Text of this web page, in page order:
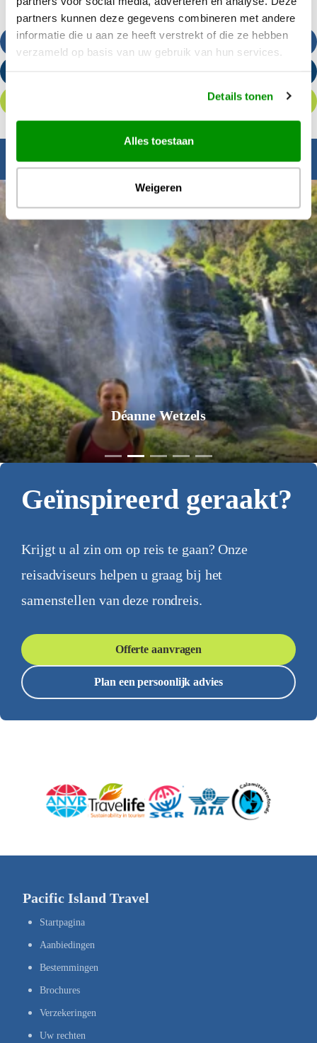
partners kunnen deze gegevens combineren met andere
informatie die u aan ze heeft verstrekt of die ze hebben
verzameld op basis van uw gebruik van hun services.
Details tonen
Alles toestaan
Weigeren
Bel ons
Inspiratie nodig?
Déanne Wetzels
Geïnspireerd geraakt?
Krijgt u al zin om op reis te gaan? Onze
reisadviseurs helpen u graag bij het
samenstellen van deze rondreis.
Offerte aanvragen
Plan een persoonlijk advies
Pacific Island Travel
Startpagina
Aanbiedingen
Bestemmingen
Brochures
Verzekeringen
Uw rechten